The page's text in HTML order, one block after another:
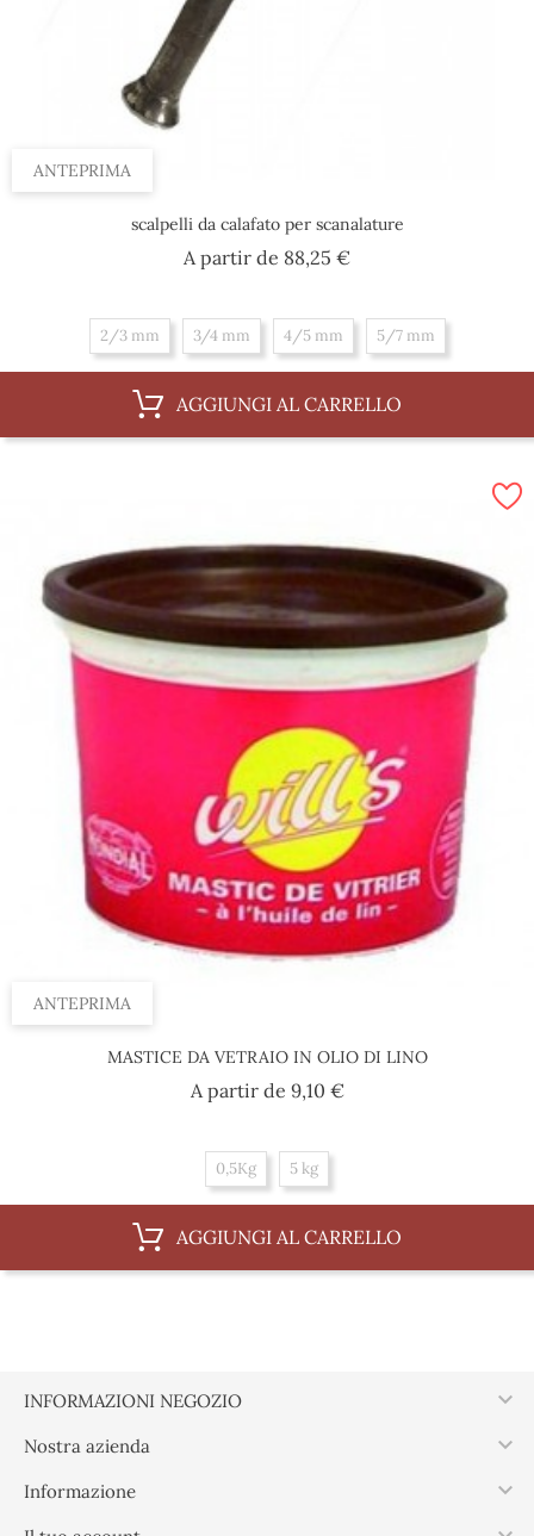
ANTEPRIMA
scalpelli da calafato per scanalature
A partir de 88,25 €Prezzo
2/3 mm 3/4 mm 4/5 mm 5/7 mm
AGGIUNGI AL CARRELLO
ANTEPRIMA
MASTICE DA VETRAIO IN OLIO DI LINO
A partir de 9,10 €Prezzo
0,5Kg 5 kg
AGGIUNGI AL CARRELLO
INFORMAZIONI NEGOZIO 
Nostra azienda 
Informazione 